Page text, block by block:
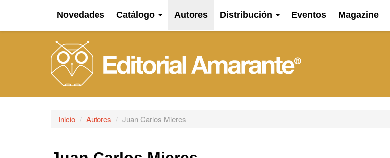
Novedades Catálogo Autores Distribución Eventos Magazine
Inicio Autores Juan Carlos Mieres